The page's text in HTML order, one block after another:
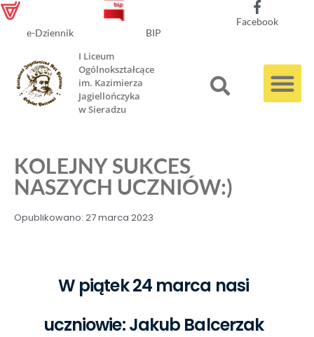
e-Dziennik BIP
Facebook
I Liceum
Ogólnokształcące
im. Kazimierza
Jagiellończyka
w Sieradzu
KOLEJNY SUKCES
NASZYCH UCZNIÓW:)
Opublikowano: 27 marca 2023
W piątek 24 marca nasi
uczniowie: Jakub Balcerzak